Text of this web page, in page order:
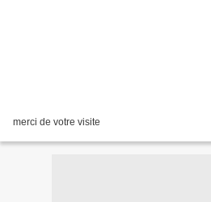
merci de votre visite